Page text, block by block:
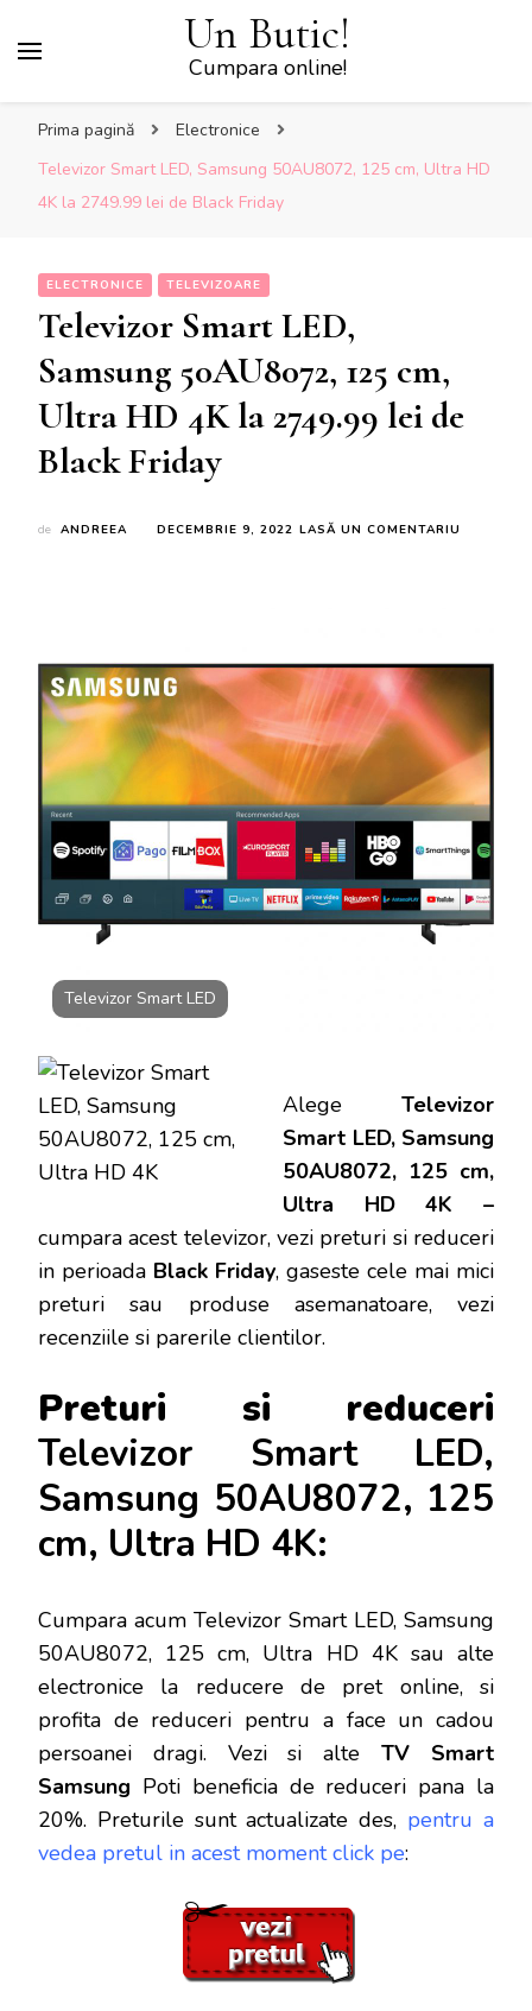
Un Butic!
Cumpara online!
Prima pagină
Electronice
Televizor Smart LED, Samsung 50AU8072, 125 cm, Ultra HD
4K la 2749.99 lei de Black Friday
ELECTRONICE TELEVIZOARE
Televizor Smart LED,
Samsung 50AU8072, 125 cm,
Ultra HD 4K la 2749.99 lei de
Black Friday
de ANDREEA DECEMBRIE 9, 2022 LASĂ UN COMENTARIU
4K
LA
2749.99
LEI
BLACK
Televizor Smart LED
Alege Televizor
Smart LED, Samsung
50AU8072, 125 cm,
Ultra HD 4K –
cumpara acest televizor, vezi preturi si reduceri
in perioada Black Friday, gaseste cele mai mici
preturi sau produse asemanatoare, vezi
recenziile si parerile clientilor.
Preturi si reduceri
Televizor Smart LED,
Samsung 50AU8072, 125
cm, Ultra HD 4K:
Cumpara acum Televizor Smart LED, Samsung
50AU8072, 125 cm, Ultra HD 4K sau alte
electronice la reducere de pret online, si
profita de reduceri pentru a face un cadou
persoanei dragi. Vezi si alteTV Smart
Samsung Poti beneficia de reduceri pana la
20%. Preturile sunt actualizate des, pentru a
vedea pretul in acest moment click pe: